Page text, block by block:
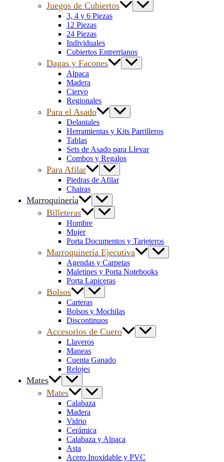
Juegos de Cubiertos
3, 4 y 6 Piezas
12 Piezas
24 Piezas
Individuales
Cubiertos Entrerrianos
Dagas y Facones
Alpaca
Madera
Ciervo
Regionales
Para el Asado
Delantales
Herramientas y Kits Parrilleros
Tablas
Sets de Asado para Llevar
Combos y Regalos
Para Afilar
Piedras de Afilar
Chairas
Marroquinería
Billeteras
Hombre
Mujer
Porta Documentos y Tarjeteros
Marroquinería Ejecutiva
Agendas y Carpetas
Maletines y Porta Notebooks
Porta Lapiceras
Bolsos
Carteras
Bolsos y Mochilas
Discontinuos
Accesorios de Cuero
Llaveros
Maneas
Cuenta Ganado
Relojes
Mates
Mates
Calabaza
Madera
Vidrio
Cerámica
Calabaza y Alpaca
Asta
Acero Inoxidable y PVC